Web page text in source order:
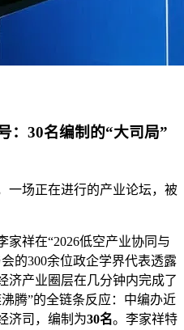
：30名编制的“大司局”
一场正在进行的产业论坛，被
家祥在“2026低空产业协同与
的300余位政企学界代表透露
济产业圈层在几分钟内完成了
腾”的全链条反应：中编办近
济司，编制为30名。李家祥特